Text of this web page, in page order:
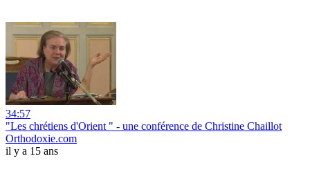
34:57
"Les chrétiens d'Orient " - une conférence de Christine Chaillot
Orthodoxie.com
il y a 15 ans